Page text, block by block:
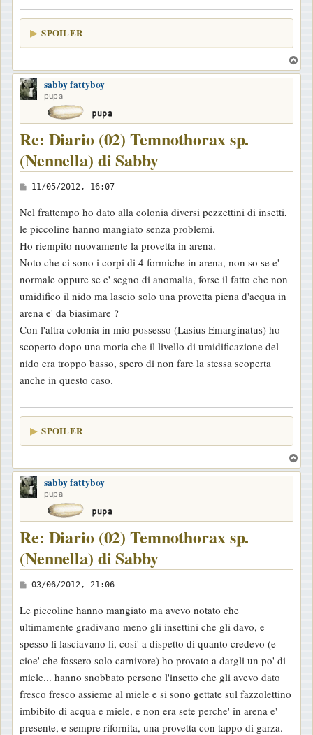
i
o
SPOILER
o
sabby fattyboy
pupa
Re: Diario (02) Temnothorax sp.
(Nennella) di Sabby
M
s
s
a
g
g
i
o
11/05/2012, 16:07
Nel frattempo ho dato alla colonia diversi pezzettini di insetti,
le piccoline hanno mangiato senza problemi.
Ho riempito nuovamente la provetta in arena.
Noto che ci sono i corpi di 4 formiche in arena, non so se e'
normale oppure se e' segno di anomalia, forse il fatto che non
umidifico il nido ma lascio solo una provetta piena d'acqua in
arena e' da biasimare ?
Con l'altra colonia in mio possesso (Lasius Emarginatus) ho
scoperto dopo una moria che il livello di umidificazione del
nido era troppo basso, spero di non fare la stessa scoperta
anche in questo caso.
SPOILER
o
sabby fattyboy
pupa
Re: Diario (02) Temnothorax sp.
(Nennella) di Sabby
M
s
s
a
g
g
i
o
03/06/2012, 21:06
Le piccoline hanno mangiato ma avevo notato che
ultimamente gradivano meno gli insettini che gli davo, e
spesso li lasciavano li, cosi' a dispetto di quanto credevo (e
cioe' che fossero solo carnivore) ho provato a dargli un po' di
miele... hanno snobbato persono l'insetto che gli avevo dato
fresco fresco assieme al miele e si sono gettate sul fazzolettino
imbibito di acqua e miele, e non era sete perche' in arena e'
presente, e sempre rifornita, una provetta con tappo di garza.